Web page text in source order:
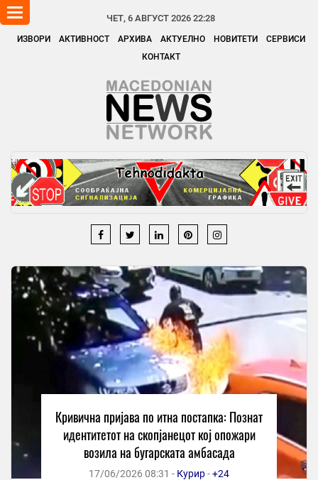
ЧЕТ, 6 АВГУСТ 2026 22:28
ИЗВОРИ АКТИВНОСТ АРХИВА АКТУЕЛНО НОВИТЕТИ
СЕРВИСИ
КОНТАКТ
Toggle
navigation
Кривична пријава по итна постапка: Познат
идентитетот на скопјанецот кој опожари
возила на бугарската амбасада
17/06/2026 08:31 - Курир-+24